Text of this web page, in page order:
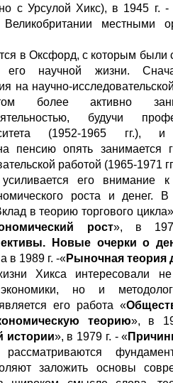
с Урсулой Хикс), в 1945 г.
местными
в Оксфорд, с которым были
научной жизни.
на научно-
более активно
будучи
(1952-1965 гг.),
пенсию опять занимается
работой (1965-1971
его внимание к
роста и денег.
в теорию торгового
рост», в
Новые очерки о
в 1989 г. -«Рыночная теория
Хикса интересовали не
но и
его работа «
теорию», в
истории», в 1979 г. - «
заложить основы